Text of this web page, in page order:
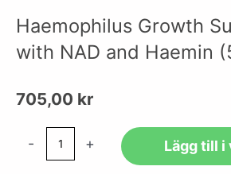
Haemophilus Growth
with NAD and Haemin
705,00 kr
- + Lägg till i